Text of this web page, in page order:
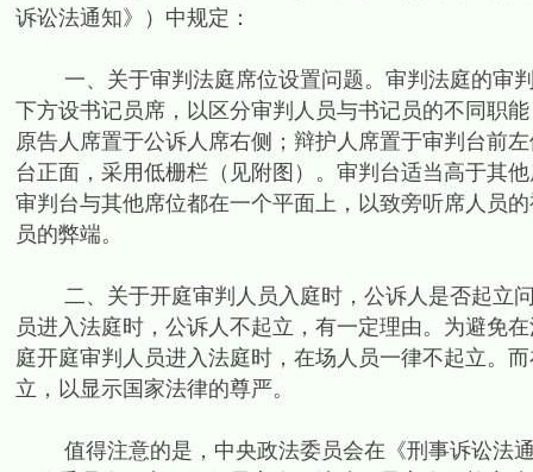
诉讼法通知》）中规定：
一、关于审判法庭席位设置问题。审判法庭的审判
下方设书记员席，以区分审判人员与书记员的不同职
原告人席置于公诉人席右侧；辩护人席置于审判台前
台正面，采用低栅栏（见附图）。审判台适当高于其
审判台与其他席位都在一个平面上，以致旁听席人员
员的弊端。
二、关于开庭审判人员入庭时，公诉人是否起立问
员进入法庭时，公诉人不起立，有一定理由。为避免
庭开庭审判人员进入法庭时，在场人员一律不起立。
立，以显示国家法律的尊严。
值得注意的是，中央政法委员会在《刑事诉讼法通